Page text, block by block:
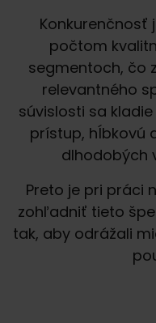
Konkurenčnosť
počtom
segmentoch, čo
relevantného
súvislosti sa
prístup, hĺbkovú
dlhodobých
Preto je pri práci
zohľadniť tieto
tak, aby odrážali